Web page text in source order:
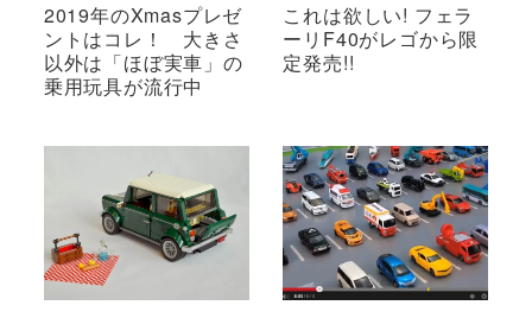
2019年のXmasプレゼ
ントはコレ！ 大きさ
以外は「ほぼ実車」の
乗用玩具が流行中
これは欲しい! フェラ
ーリF40がレゴから限
定発売!!